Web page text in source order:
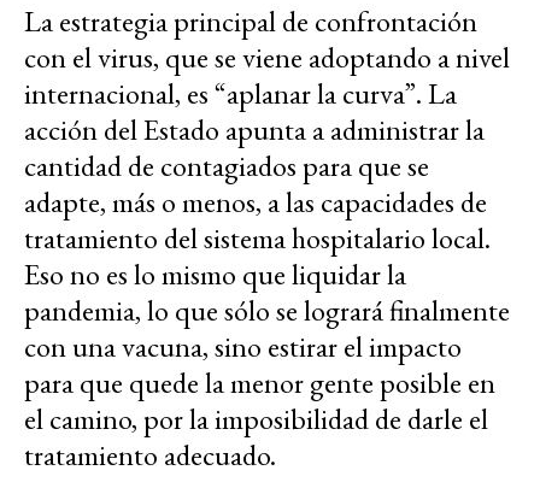
La estrategia principal de confrontación
con el virus, que se viene adoptando a nivel
internacional, es “aplanar la curva”. La
acción del Estado apunta a administrar la
cantidad de contagiados para que se
adapte, más o menos, a las capacidades de
tratamiento del sistema hospitalario local.
Eso no es lo mismo que liquidar la
pandemia, lo que sólo se logrará finalmente
con una vacuna, sino estirar el impacto
para que quede la menor gente posible en
el camino, por la imposibilidad de darle el
tratamiento adecuado.